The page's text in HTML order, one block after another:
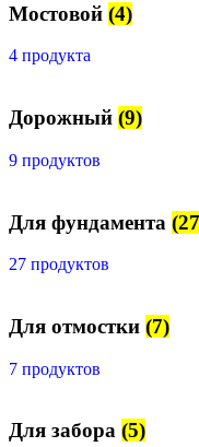
Мостовой (4)
4 продукта
Дорожный (9)
9 продуктов
Для фундамента
27 продуктов
Для отмостки (7)
7 продуктов
Для забора (5)